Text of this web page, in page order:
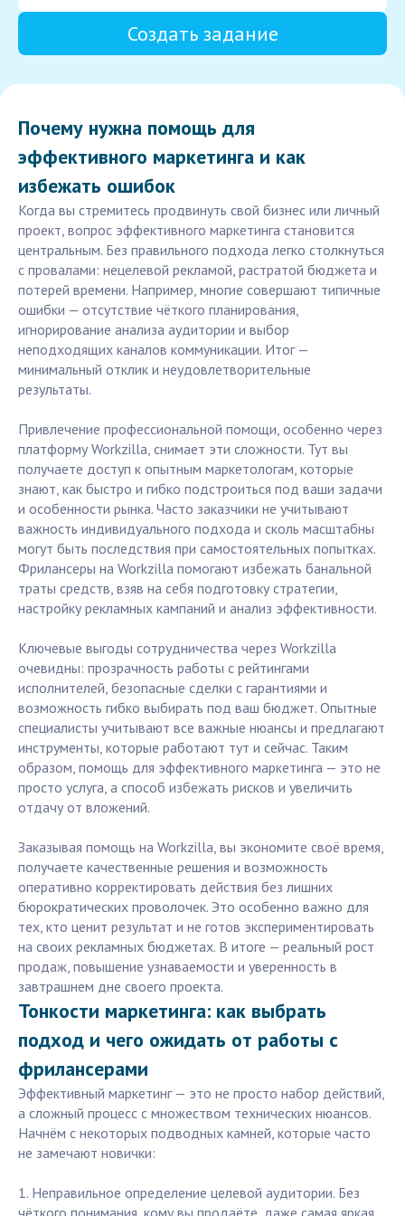
Создать задание
Почему нужна помощь для
эффективного маркетинга и как
избежать ошибок
Когда вы стремитесь продвинуть свой бизнес или личный
проект, вопрос эффективного маркетинга становится
центральным. Без правильного подхода легко столкнуться
с провалами: нецелевой рекламой, растратой бюджета и
потерей времени. Например, многие совершают типичные
ошибки — отсутствие чёткого планирования,
игнорирование анализа аудитории и выбор
неподходящих каналов коммуникации. Итог —
минимальный отклик и неудовлетворительные
результаты.
Привлечение профессиональной помощи, особенно через
платформу Workzilla, снимает эти сложности. Тут вы
получаете доступ к опытным маркетологам, которые
знают, как быстро и гибко подстроиться под ваши задачи
и особенности рынка. Часто заказчики не учитывают
важность индивидуального подхода и сколь масштабны
могут быть последствия при самостоятельных попытках.
Фрилансеры на Workzilla помогают избежать банальной
траты средств, взяв на себя подготовку стратегии,
настройку рекламных кампаний и анализ эффективности.
Ключевые выгоды сотрудничества через Workzilla
очевидны: прозрачность работы с рейтингами
исполнителей, безопасные сделки с гарантиями и
возможность гибко выбирать под ваш бюджет. Опытные
специалисты учитывают все важные нюансы и предлагают
инструменты, которые работают тут и сейчас. Таким
образом, помощь для эффективного маркетинга — это не
просто услуга, а способ избежать рисков и увеличить
отдачу от вложений.
Заказывая помощь на Workzilla, вы экономите своё время,
получаете качественные решения и возможность
оперативно корректировать действия без лишних
бюрократических проволочек. Это особенно важно для
тех, кто ценит результат и не готов экспериментировать
на своих рекламных бюджетах. В итоге — реальный рост
продаж, повышение узнаваемости и уверенность в
завтрашнем дне своего проекта.
Тонкости маркетинга: как выбрать
подход и чего ожидать от работы с
фрилансерами
Эффективный маркетинг — это не просто набор действий,
а сложный процесс с множеством технических нюансов.
Начнём с некоторых подводных камней, которые часто
не замечают новички:
1. Неправильное определение целевой аудитории. Без